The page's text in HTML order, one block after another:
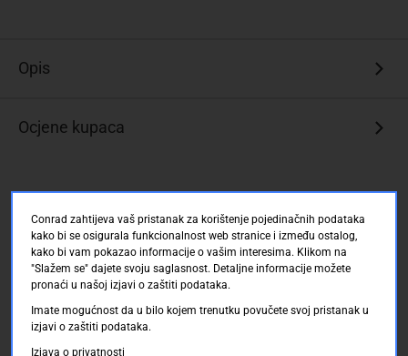
Opis
Ocjene kupaca
Conrad zahtijeva vaš pristanak za korištenje pojedinačnih podataka
kako bi se osigurala funkcionalnost web stranice i između ostalog,
kako bi vam pokazao informacije o vašim interesima. Klikom na
"Slažem se" dajete svoju saglasnost. Detaljne informacije možete
pronaći u našoj izjavi o zaštiti podataka.
Imate mogućnost da u bilo kojem trenutku povučete svoj pristanak u
izjavi o zaštiti podataka.
Izjava o privatnosti